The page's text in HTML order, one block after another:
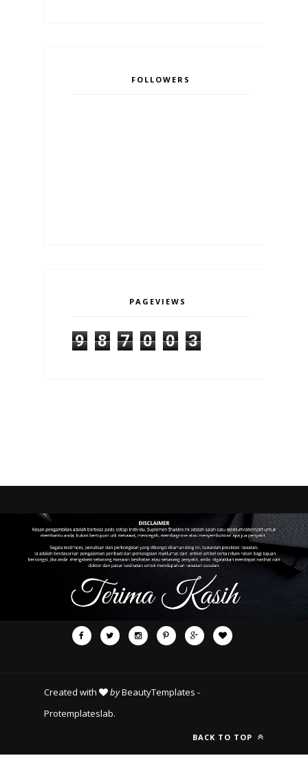
FOLLOWERS
PAGEVIEWS
9 8 7 0 0 3
Created with byBeautyTemplates -
Protemplateslab.
BACK TO TOP